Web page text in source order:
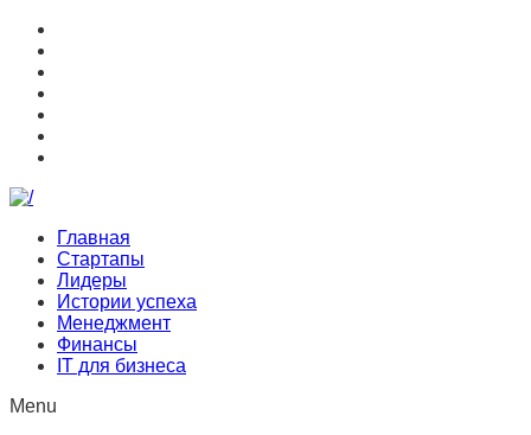
Главная
Стартапы
Лидеры
Истории успеха
Менеджмент
Финансы
IT для бизнеса
Menu